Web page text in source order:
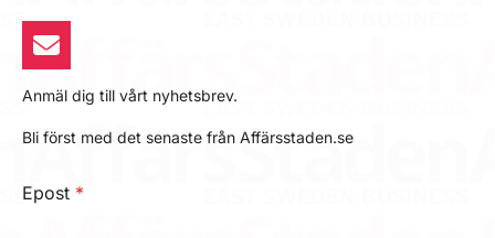
Anmäl dig till vårt nyhetsbrev.
Bli först med det senaste från Affärsstaden.se
Epost *